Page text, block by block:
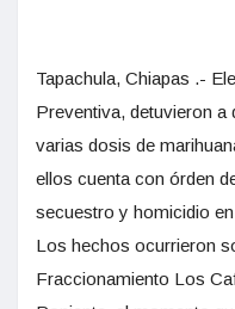
Tapachula, Chiapas .-
Preventiva, detuvieron a
varias dosis de
ellos cuenta con órden
secuestro y homicidio
Los hechos ocurrieron
Fraccionamiento Los